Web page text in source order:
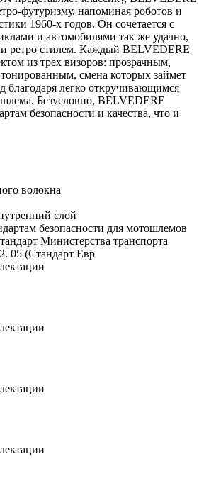
футуризму, напоминая роботов и
1960-х годов. Он сочетается с
и автомобилями так же удачно,
ретро стилем. Каждый BELVEDERE
из трех визоров: прозрачным,
смена которых займет
благодаря легко откручивающимся
Безусловно, BELVEDERE
безопасности и качества, что и
волокна
слой
безопасности для мотошлемов
Министерства транспорта
(Стандарт Евр